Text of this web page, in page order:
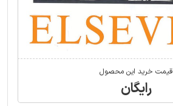
قیمت خرید این محصول
رایگان